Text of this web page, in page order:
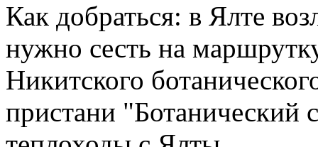
Как добраться: в Ялте
нужно сесть на
Никитского
пристани "Ботанический